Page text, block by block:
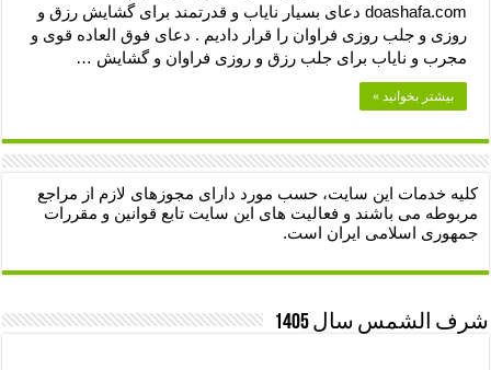
doashafa.com دعای بسیار نایاب و قدرتمند برای گشایش رزق و
روزی و جلب روزی فراوان را قرار دادیم . دعای فوق العاده قوی و
مجرب و نایاب برای جلب رزق و روزی فراوان و گشایش …
بیشتر بخوانید »
کلیه خدمات این سایت، حسب مورد دارای مجوزهای لازم از مراجع
مربوطه می باشند و فعالیت های این سایت تابع قوانین و مقررات
جمهوری اسلامی ایران است.
شرف الشمس سال 1405